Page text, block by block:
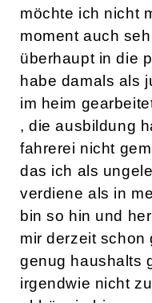
möchte ich nicht
moment auch
überhaupt in die
habe damals als
im heim
, die ausbildung
fahrerei nicht
das ich als
verdiene als in
bin so hin und
mir derzeit schon
genug haushalts
irgendwie nicht